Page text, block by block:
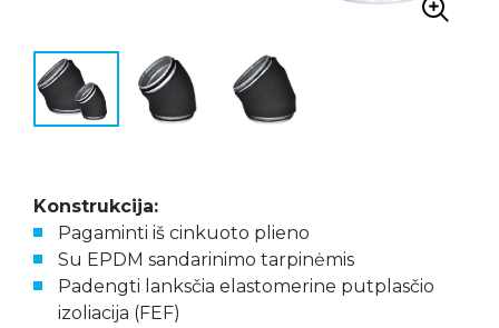
Konstrukcija:
Pagaminti iš cinkuoto plieno
Su EPDM sandarinimo tarpinėmis
Padengti lanksčia elastomerine putplasčio
izoliacija (FEF)